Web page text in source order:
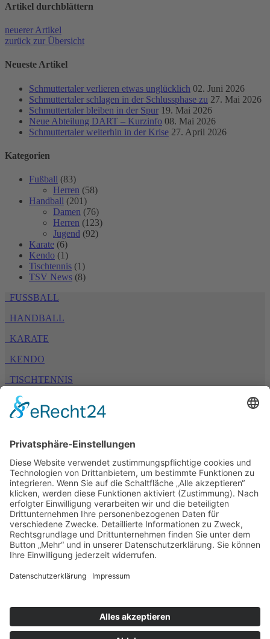
Artikel durch­blättern
neuerer Artikel
zurück zur Übersicht
Neueste Artikel
Schmuttertaler verlieren etwas unglücklich 02. Juni 2026
Schmuttertaler schlagen in der Schlussphase zu 27. Mai 2026
Schmuttertaler bleiben in der Spur 19. Mai 2026
Neue Abteilung DART – Kurzinfo 08. Mai 2026
Schmuttertaler weiterhin in der Krise 27. April 2026
Kategorien
Fußball (83)
Herren (58)
Handball (201)
Damen (76)
Herren (123)
Jugend (92)
Karate (6)
Kendo (1)
Tischtennis (1)
TSV News (8)
FUSSBALL
HANDBALL
KARATE
KENDO
TISCHTENNIS
TURNEN
TSV 1894 Bäumenheim e. V.
Bahnhofstraße 54
86663 Asbach-Bäumenheim
Home
Aktuelles
Kontakt
Datenschutz
COOKIES